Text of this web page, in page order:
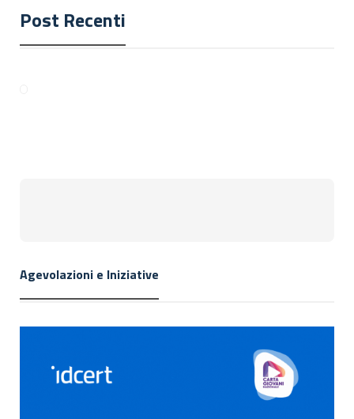
Post Recenti
Agevolazioni e Iniziative